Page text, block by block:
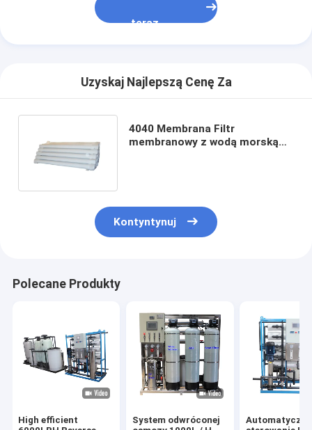
teraz
Uzyskaj Najlepszą Cenę Za
4040 Membrana Filtr
membranowy z wodą morską
Kontyntynuj
Polecane Produkty
High efficient
System odwróconej
Automatyczne